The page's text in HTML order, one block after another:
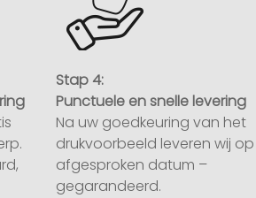
Stap 4:
Punctuele en snelle levering
Na uw goedkeuring van het
drukvoorbeeld leveren wij
afgesproken datum –
gegarandeerd.